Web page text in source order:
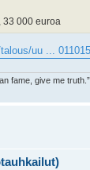
33 000 euroa
uu ...
fame, give me